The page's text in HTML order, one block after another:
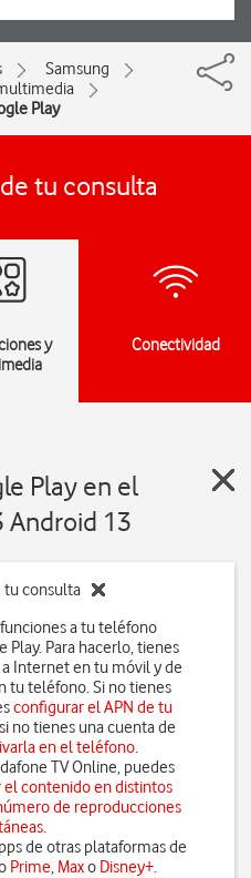
Samsung
Play
tu consulta
y
Conectividad
Play en el
Android 13
tu consulta
a tu teléfono
Play. Para hacerlo, tienes
Internet en tu móvil y de
tu teléfono. Si no tienes
configurar el APN de tu
no tienes una cuenta de
en el teléfono.
TV Online, puedes
contenido en distintos
de reproducciones
.
de otras plataformas de
Prime, Maxo Disney+.